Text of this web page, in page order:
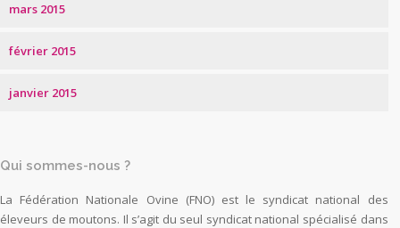
mars 2015
février 2015
janvier 2015
Qui sommes-nous ?
La Fédération Nationale Ovine (FNO) est le syndicat national des
éleveurs de moutons. Il s’agit du seul syndicat national spécialisé dans